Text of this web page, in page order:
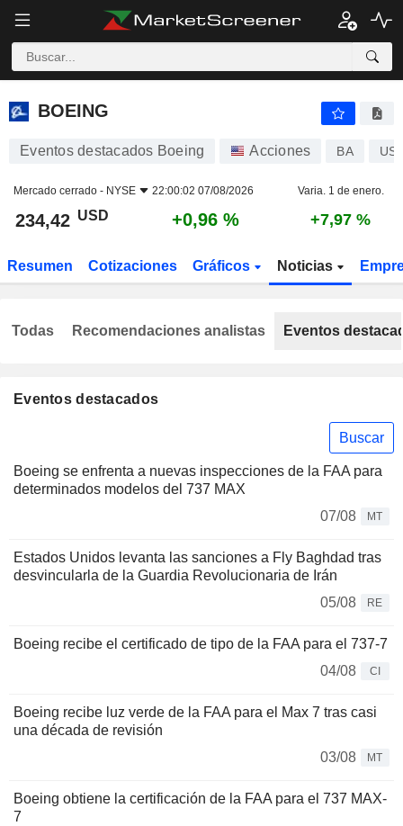
BOEING
BOEING
Eventos destacados Boeing Acciones BA
Mercado cerrado - NYSE 22:00:02 07/08/2026 Varia. 1 de enero.
234,42 USD +0,96 % +7,97 %
Resumen Cotizaciones Gráficos Noticias
Eventos destacados
Buscar
Boeing se enfrenta a nuevas inspecciones de la FAA para
determinados modelos del 737 MAX
07/08
MT
Estados Unidos levanta las sanciones a Fly Baghdad tras
desvincularla de la Guardia Revolucionaria de Irán
05/08
RE
Boeing recibe el certificado de tipo de la FAA para el 737-7
04/08
CI
Boeing recibe luz verde de la FAA para el Max 7 tras casi
una década de revisión
03/08
MT
Boeing obtiene la certificación de la FAA para el 737 MAX-
7
Todas Recomendaciones analistas Eventos